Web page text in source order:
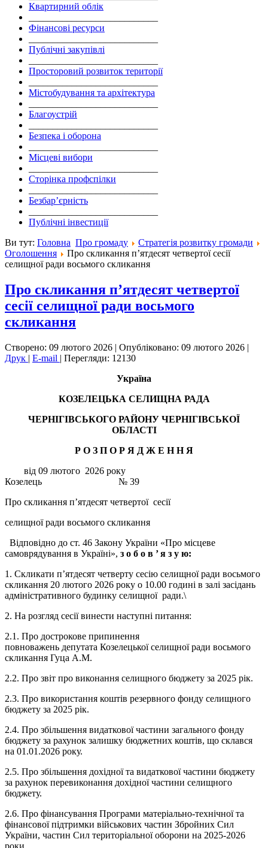
Квартирний облік
Фінансові ресурси
Публічні закупівлі
Просторовий розвиток території
Містобудування та архітектура
Благоустрій
Безпека і оборона
Місцеві вибори
Сторінка профспілки
Безбар’єрність
Публічні інвестиції
Ви тут: Головна Про громаду
Стратегія розвитку громади
Оголошення
Про скликання п’ятдесят четвертої сесії
селищної ради восьмого скликання
Про скликання п’ятдесят четвертої
сесії селищної ради восьмого
скликання
Створено: 09 лютого 2026 | Опубліковано: 09 лютого 2026 |
Друк | E-mail | Перегляди: 12130
Україна
КОЗЕЛЕЦЬКА СЕЛИЩНА РАДА
ЧЕРНІГІВСЬКОГО РАЙОНУ ЧЕРНІГІВСЬКОЇ
ОБЛАСТІ
Р О З П О Р Я Д Ж Е Н Н Я
від 09 лютого 2026 року
Козелець № 39
Про скликання п’ятдесят четвертої сесії
селищної ради восьмого скликання
Відповідно до ст. 46 Закону України «Про місцеве
самоврядування в Україні», з о б о в ’я з у ю:
1. Скликати п’ятдесят четверту сесію селищної ради восьмого
скликання 20 лютого 2026 року о 10.00 годині в залі засідань
адміністративного будинку селищної ради.\
2. На розгляд сесії винести наступні питання:
2.1. Про дострокове припинення
повноважень депутата Козелецької селищної ради восьмого
скликання Гуца А.М.
2.2. Про звіт про виконання селищного бюджету за 2025 рік.
2.3. Про використання коштів резервного фонду селищного
бюджету за 2025 рік.
2.4. Про збільшення видаткової частини загального фонду
бюджету за рахунок залишку бюджетних коштів, що склався
на 01.01.2026 року.
2.5. Про збільшення дохідної та видаткової частини бюджету
за рахунок перевиконання дохідної частини селищного
бюджету.
2.6. Про фінансування Програми матеріально-технічної та
фінансової підтримки військових частин Збройних Сил
України, частин Сил територіальної оборони на 2025-2026
роки.